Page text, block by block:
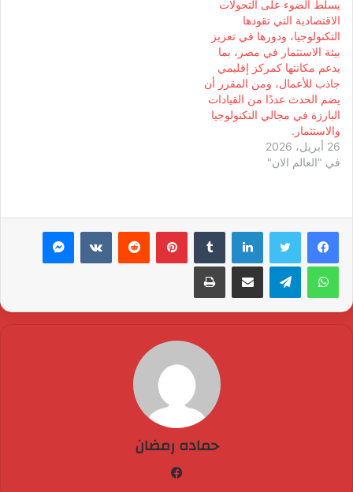
يسلط الضوء على التحولات
الاقتصادية التي تقودها
التكنولوجيا، ودورها في تعزيز
بيئة الاستثمار في مصر، بما
يدعم مكانتها كمركز إقليمي
جاذب للأعمال، ومن المقرر أن
يضم الحدث عددًا من القيادات
البارزة في مجالي التكنولوجيا
والاستثمار.
26 أبريل، 2026
في "العالم الان"
لينكدإن بينتيريست ماسنجر
واتساب تيلقرام مشاركة عبر البريد طباعة
حماده رمضان